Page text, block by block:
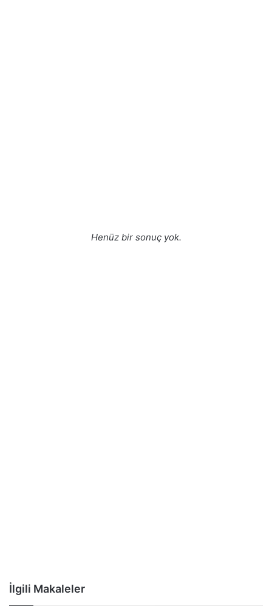
Henüz bir sonuç yok.
İlgili Makaleler